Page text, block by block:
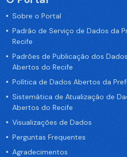
Sobre o Portal
Padrão de Serviço de Dados da
Recife
Padrões de Publicação dos
Abertos do Recife
Política de Dados Abertos da
Sistemática de Atualização de
Abertos do Recife
Visualizações de Dados
Perguntas Frequentes
Agradecimentos